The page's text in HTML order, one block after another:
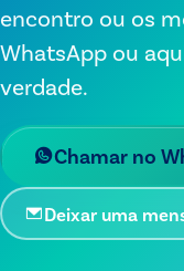
encontro ou os
WhatsApp ou
verdade.
Chamar no
Deixar uma